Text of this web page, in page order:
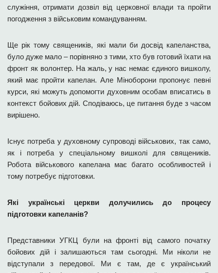
служіння, отримати дозвіл від церковної влади та пройти
погодження з військовим командуванням.
Ще рік тому священиків, які мали би досвід капеланства,
було дуже мало – порівняно з тими, хто був готовий їхати на
фронт як волонтер. На жаль, у нас немає єдиного вишколу,
який має пройти капелан. Але Міноборони пропонує певні
курси, які можуть допомогти духовним особам вписатись в
контекст бойових дій. Сподіваюсь, це питання буде з часом
вирішено.
Існує потреба у духовному супроводі військових, так само,
як і потреба у спеціальному вишколі для священиків.
Робота військового капелана має багато особливостей і
тому потребує підготовки.
Які українські церкви долучились до процесу
підготовки капеланів?
Представники УГКЦ були на фронті від самого початку
бойових дій і залишаються там сьогодні. Ми ніколи не
відступали з передової. Ми є там, де є український